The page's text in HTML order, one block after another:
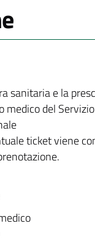
sanitaria e la
medico del
ticket viene